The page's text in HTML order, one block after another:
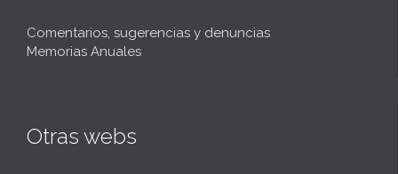
Comentarios, sugerencias y denuncias
Memorias Anuales
Otras webs